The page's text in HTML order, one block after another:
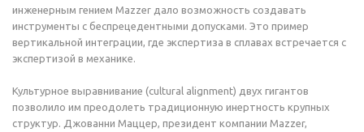
инженерным гением Mazzer дало возможность создавать
инструменты с беспрецедентными допусками. Это пример
вертикальной интеграции, где экспертиза в сплавах встречается с
экспертизой в механике.
Культурное выравнивание (cultural alignment) двух гигантов
позволило им преодолеть традиционную инертность крупных
структур. Джованни Маццер, президент компании Mazzer,